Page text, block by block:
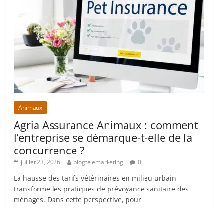
Animaux
Agria Assurance Animaux : comment
l’entreprise se démarque-t-elle de la
concurrence ?
juillet 23, 2026 blogtelemarketing 0
La hausse des tarifs vétérinaires en milieu urbain
transforme les pratiques de prévoyance sanitaire des
ménages. Dans cette perspective, pour